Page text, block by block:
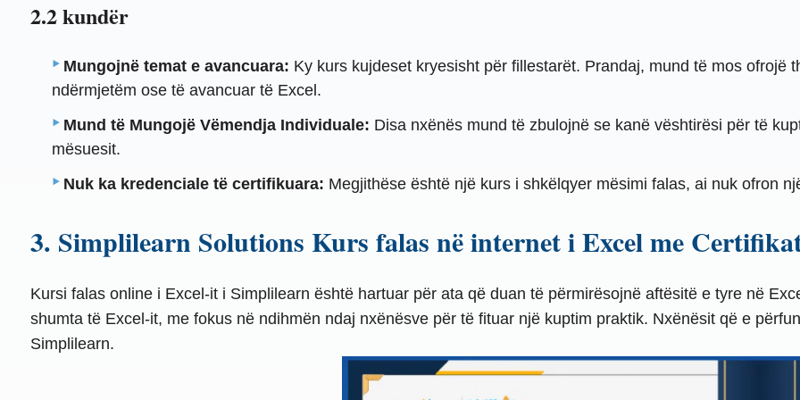
2.2 kundër
Mungojnë temat e avancuara: Ky kurs kujdeset kryesisht për fillestarët. Prandaj, mund të mos ofrojë
ndërmjetëm ose të avancuar të Excel.
Mund të Mungojë Vëmendja Individuale: Disa nxënës mund të zbulojnë se kanë vështirësi për të
mësuesit.
Nuk ka kredenciale të certifikuara: Megjithëse është një kurs i shkëlqyer mësimi falas, ai nuk ofron
3. Simplilearn Solutions Kurs falas në internet i Excel me
Kursi falas online i Excel-it i Simplilearn është hartuar për ata që duan të përmirësojnë aftësitë e tyre në
shumta të Excel-it, me fokus në ndihmën ndaj nxënësve për të fituar një kuptim praktik. Nxënësit që e
Simplilearn.